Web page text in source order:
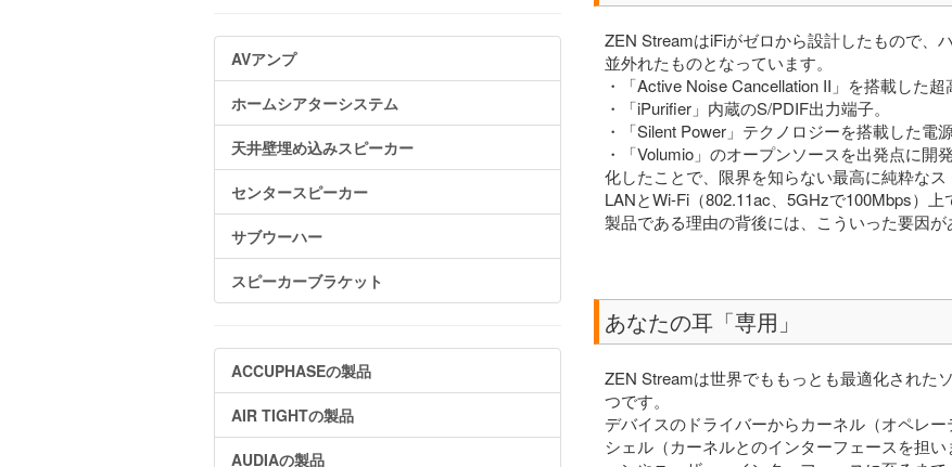
ZEN StreamはiFiがゼロから設計したもので、
並外れたものとなっています。
・「Active Noise Cancellation II」を搭載した超
・「iPurifier」内蔵のS/PDIF出力端子。
・「Silent Power」テクノロジーを搭載した電源
・「Volumio」のオープンソースを出発点に開
化したことで、限界を知らない最高に純粋な
LANとWi-Fi（802.11ac、5GHzで100Mbps）
製品である理由の背後には、こういった要因が
あなたの耳「専用」
ZEN Streamは世界でももっとも最適化された
つです。
デバイスのドライバーからカーネル（オペレー
シェル（カーネルとのインターフェースを担
AVアンプ
ホームシアターシステム
天井壁埋め込みスピーカー
センタースピーカー
サブウーハー
スピーカーブラケット
ACCUPHASEの製品
AIR TIGHTの製品
AUDIAの製品